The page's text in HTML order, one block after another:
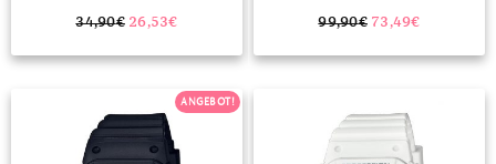
ZIRKON
34,90€ 26,53€ 99,90€ 73,49€
ANGEBOT!